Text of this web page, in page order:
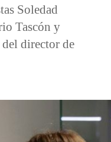
Soledad
Tascón y
director de